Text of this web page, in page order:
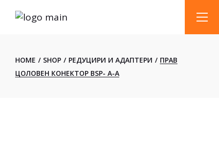
HOME SHOP РЕДУЦИРИ И АДАПТЕРИ
ПРАВ
ЦОЛОВЕН КОНЕКТОР BSP- A-A